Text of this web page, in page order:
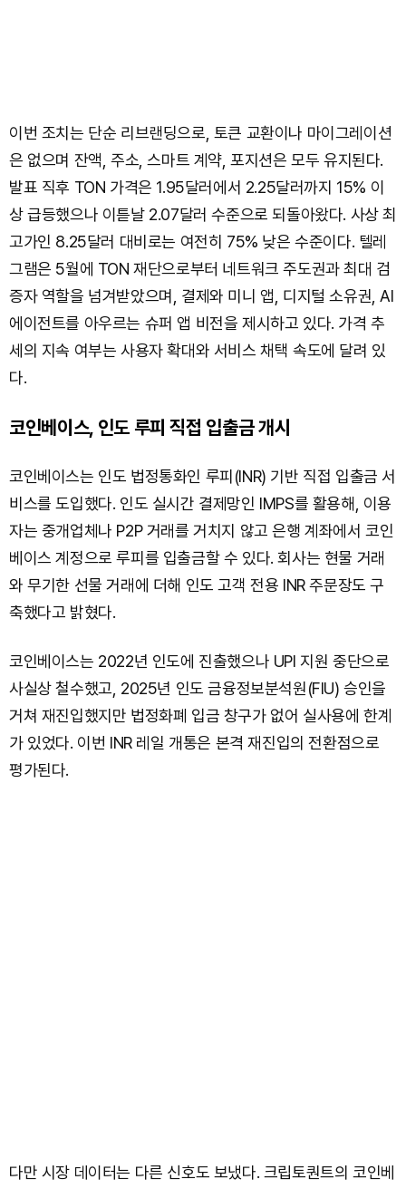
이번 조치는 단순 리브랜딩으로, 토큰 교환이나 마이그레이션
은 없으며 잔액, 주소, 스마트 계약, 포지션은 모두 유지된다.
발표 직후 TON 가격은 1.95달러에서 2.25달러까지 15% 이
상 급등했으나 이튿날 2.07달러 수준으로 되돌아왔다. 사상 최
고가인 8.25달러 대비로는 여전히 75% 낮은 수준이다. 텔레
그램은 5월에 TON 재단으로부터 네트워크 주도권과 최대 검
증자 역할을 넘겨받았으며, 결제와 미니 앱, 디지털 소유권, AI
에이전트를 아우르는 슈퍼 앱 비전을 제시하고 있다. 가격 추
세의 지속 여부는 사용자 확대와 서비스 채택 속도에 달려 있
다.
코인베이스, 인도 루피 직접 입출금 개시
코인베이스는 인도 법정통화인 루피(INR) 기반 직접 입출금 서
비스를 도입했다. 인도 실시간 결제망인 IMPS를 활용해, 이용
자는 중개업체나 P2P 거래를 거치지 않고 은행 계좌에서 코인
베이스 계정으로 루피를 입출금할 수 있다. 회사는 현물 거래
와 무기한 선물 거래에 더해 인도 고객 전용 INR 주문장도 구
축했다고 밝혔다.
코인베이스는 2022년 인도에 진출했으나 UPI 지원 중단으로
사실상 철수했고, 2025년 인도 금융정보분석원(FIU) 승인을
거쳐 재진입했지만 법정화폐 입금 창구가 없어 실사용에 한계
가 있었다. 이번 INR 레일 개통은 본격 재진입의 전환점으로
평가된다.
다만 시장 데이터는 다른 신호도 보냈다. 크립토퀀트의 코인베